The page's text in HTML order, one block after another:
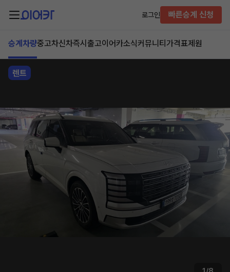
로그인 빠른승계 신청
승계차량중고차신차즉시출고이어카소식커뮤니티 가격표제원
렌트